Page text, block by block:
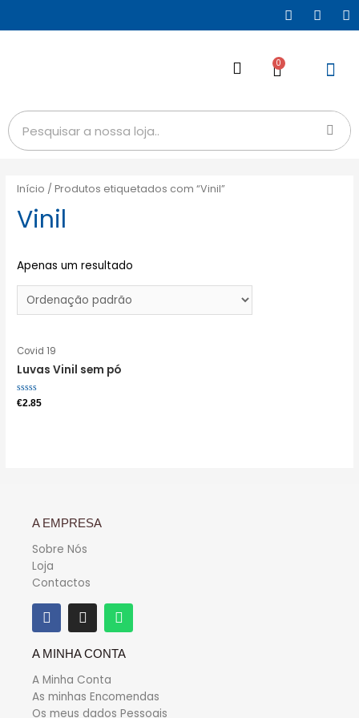
0
Início / Produtos etiquetados com “Vinil”
Vinil
Apenas um resultado
Covid 19
Luvas Vinil sem pó
Avaliação
€2.85
A EMPRESA
Sobre Nós
Loja
Contactos
A MINHA CONTA
A Minha Conta
As minhas Encomendas
Os meus dados Pessoais